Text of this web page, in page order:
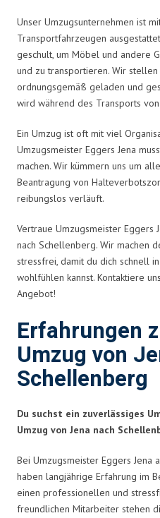
Unser Umzugsunternehmen ist
Transportfahrzeugen
geschult, um Möbel und andere
und zu transportieren. Wir stellen
ordnungsgemäß geladen und
wird während des Transports
Ein Umzug ist oft mit viel
Umzugsmeister Eggers Jena
machen. Wir kümmern uns um
Beantragung von
reibungslos verläuft.
Vertraue Umzugsmeister Eggers
nach Schellenberg. Wir machen
stressfrei, damit du dich schnell
wohlfühlen kannst. Kontaktiere
Angebot!
Erfahrungen
Umzug von
Schellenberg
Du suchst ein zuverlässiges
Umzug von Jena nach
Bei Umzugsmeister Eggers Jena
haben langjährige Erfahrung im
einen professionellen und
freundlichen Mitarbeiter stehen